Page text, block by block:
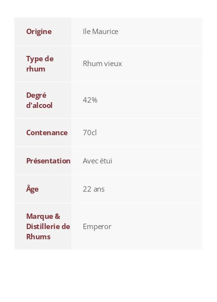
Origine Ile Maurice
Type de
rhum
Rhum vieux
Degré
d'alcool
42%
Contenance 70cl
Présentation Avec étui
Âge 22 ans
Marque &
Distillerie de
Rhums
Emperor